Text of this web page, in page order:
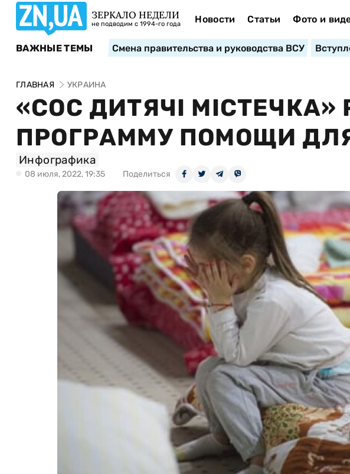
ЗЕРКАЛО НЕДЕЛИ
не подводим с 1994-го года Новости Статьи Фото и
ВАЖНЫЕ ТЕМЫ Смена правительства и руководства ВСУ
ГЛАВНАЯ УКРАИНА
«СОС ДИТЯЧІ
ПРОГРАММУ ПОМОЩИ
Инфографика
08 июля, 2022, 19:35 Поделиться